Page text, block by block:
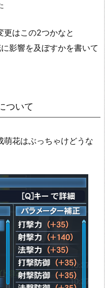
更はこの2つかなと
影響を及ぼすかを書いて
ついて
萌花はぶっちゃけどうな